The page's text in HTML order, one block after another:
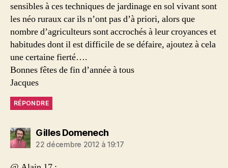
sensibles à ces techniques de jardinage en sol vivant sont
les néo ruraux car ils n’ont pas d’à priori, alors que
nombre d’agriculteurs sont accrochés à leur croyances et
habitudes dont il est difficile de se défaire, ajoutez à cela
une certaine fierté….
Bonnes fêtes de fin d’année à tous
Jacques
RÉPONDRE
Gilles Domenechdit :
22 décembre 2012 à 19:17